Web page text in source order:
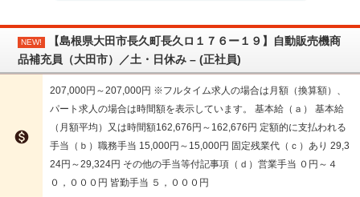
NEW!
【島根県大田市長久町長久ロ１７６ー１９】自動販売機商
品補充員（大田市）／土・日休み – (正社員)

207,000円～207,000円 ※フルタイム求人の場合は月額（換算額）、
パート求人の場合は時間額を表示しています。 基本給（ａ） 基本給
（月額平均）又は時間額162,676円～162,676円 定額的に支払われる
手当（ｂ）職務手当 15,000円～15,000円 固定残業代（ｃ）あり 29,3
24円～29,324円 その他の手当等付記事項（ｄ）営業手当 ０円～４
０，０００円 皆勤手当 ５，０００円